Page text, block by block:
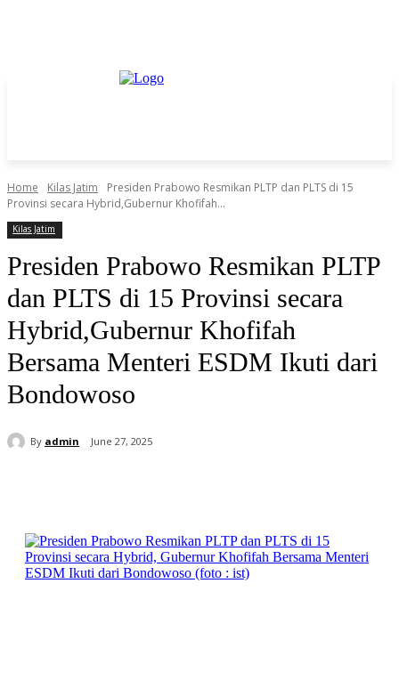
Home Kilas Jatim
Presiden Prabowo Resmikan PLTP dan PLTS di 15
Provinsi secara Hybrid,Gubernur Khofifah...
Kilas Jatim
Presiden Prabowo Resmikan PLTP
dan PLTS di 15 Provinsi secara
Hybrid,Gubernur Khofifah
Bersama Menteri ESDM Ikuti dari
Bondowoso
By admin June 27, 2025